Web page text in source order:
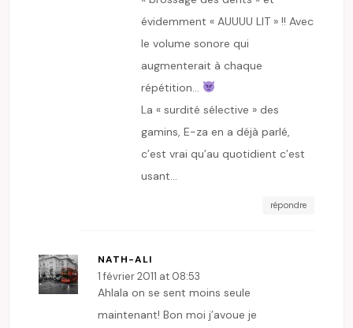
évidemment « AUUUU LIT » !! Avec
le volume sonore qui
augmenterait à chaque
répétition…
La « surdité sélective » des
gamins, E-za en a déjà parlé,
c’est vrai qu’au quotidient c’est
usant…
répondre
NATH-ALI
1 février 2011 at 08:53
Ahlala on se sent moins seule
maintenant! Bon moi j’avoue je